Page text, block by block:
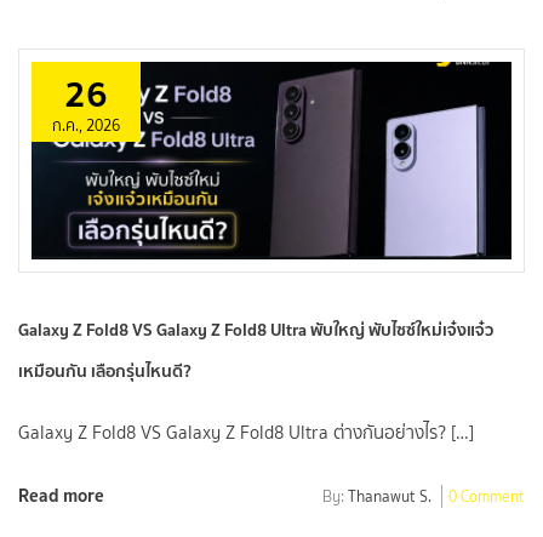
26
ก.ค., 2026
Galaxy Z Fold8 VS Galaxy Z Fold8 Ultra พับใหญ่ พับไซซ์ใหม่เจ๋งแจ๋ว
เหมือนกัน เลือกรุ่นไหนดี?
Galaxy Z Fold8 VS Galaxy Z Fold8 Ultra ต่างกันอย่างไร? […]
Read more By:Thanawut S. 0 Comment